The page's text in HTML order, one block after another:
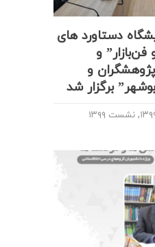
دستاورد های
و
و
برگزار شد
, نشست ۱۳۹۹